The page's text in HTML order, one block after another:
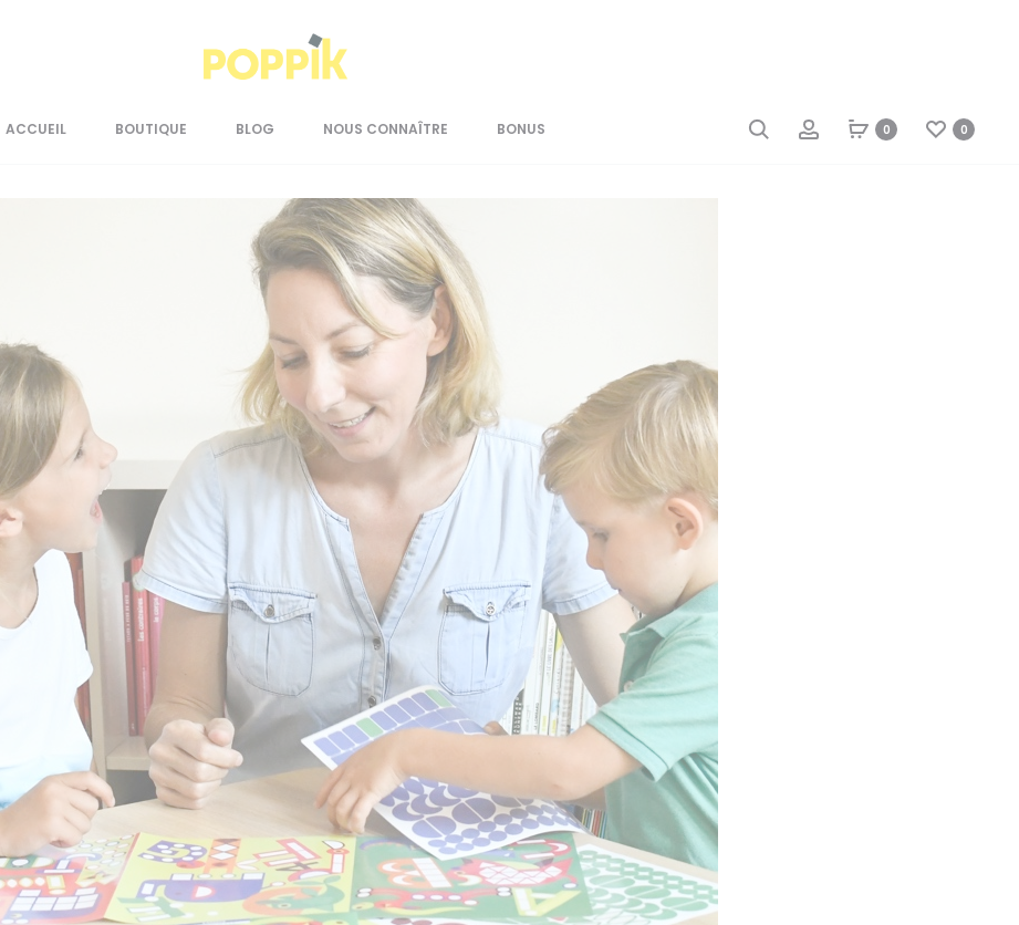
ACCUEIL BOUTIQUE BLOG NOUS CONNAÎTRE BONUS 0 0